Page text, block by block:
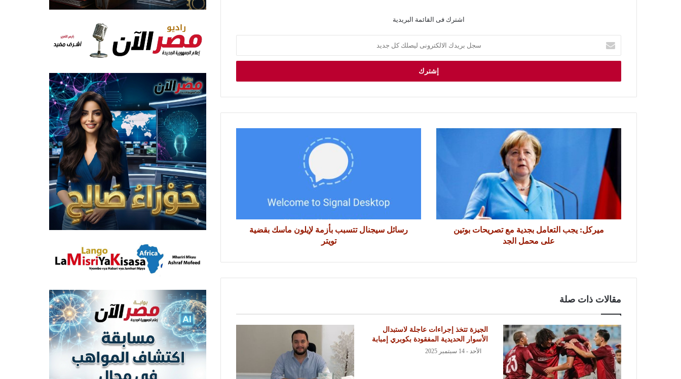
اشترك فى القائمة البريدية
ميركل: يجب التعامل بجدية مع تصريحات بوتين
على محمل الجد
رسائل سيجنال تتسبب بأزمة لإيلون ماسك بقضية
تويتر
مقالات ذات صلة
الجيزة تتخذ إجراءات عاجلة لاستبدال
الأسوار الحديدية المفقودة بكوبري إمبابة
الأحد - 14 سبتمبر 2025